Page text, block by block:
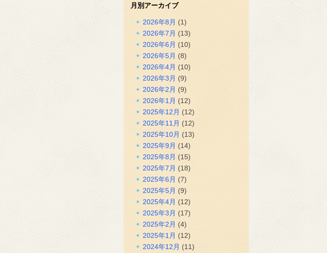
月別アーカイブ
2026年8月 (1)
2026年7月 (13)
2026年6月 (10)
2026年5月 (8)
2026年4月 (10)
2026年3月 (9)
2026年2月 (9)
2026年1月 (12)
2025年12月 (12)
2025年11月 (12)
2025年10月 (13)
2025年9月 (14)
2025年8月 (15)
2025年7月 (18)
2025年6月 (7)
2025年5月 (9)
2025年4月 (12)
2025年3月 (17)
2025年2月 (4)
2025年1月 (12)
2024年12月 (11)